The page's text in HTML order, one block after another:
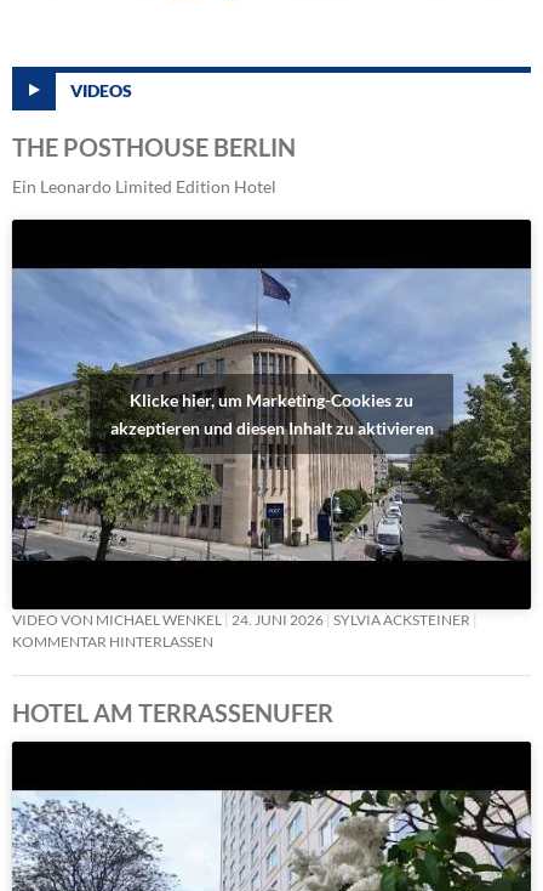
VIDEOS
THE POSTHOUSE BERLIN
Ein Leonardo Limited Edition Hotel
Klicke hier, um Marketing-Cookies zu
akzeptieren und diesen Inhalt zu aktivieren
VIDEO VON MICHAEL WENKEL 24. JUNI 2026 SYLVIA ACKSTEINER
KOMMENTAR HINTERLASSEN
HOTEL AM TERRASSENUFER